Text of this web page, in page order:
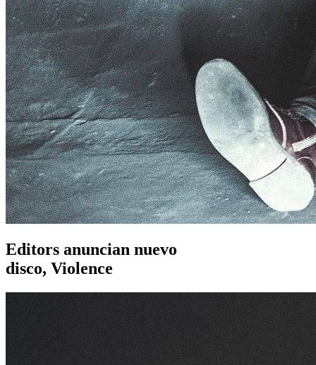
Editors anuncian nuevo
disco, Violence